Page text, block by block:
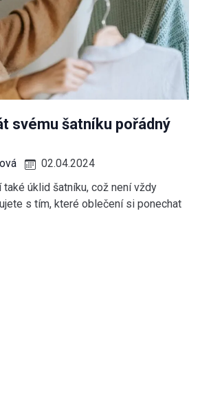
svému šatníku pořádný
02.04.2024
také úklid šatníku, což není vždy
s tím, které oblečení si ponechat